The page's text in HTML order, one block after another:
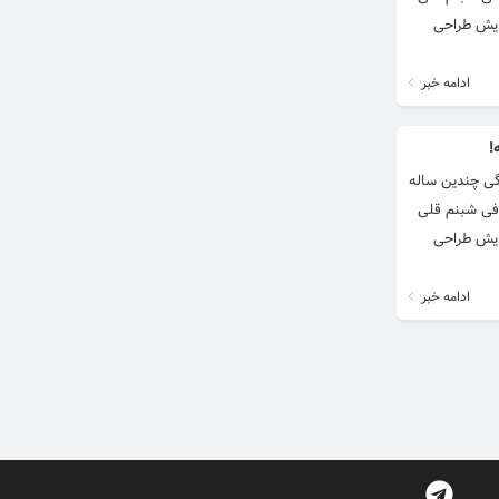
طراحی
ادامه خبر
چندین ساله
بیوگرافی شبنم قلی
طراحی
ادامه خبر